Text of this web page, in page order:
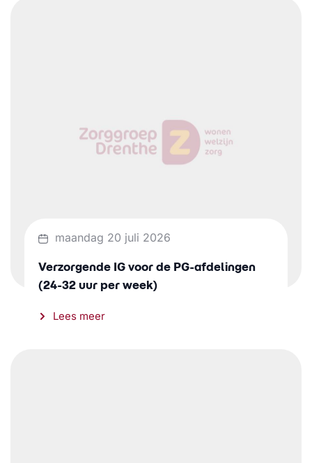
maandag 20 juli 2026
Verzorgende IG voor de PG-afdelingen
(24-32 uur per week)
Lees meer